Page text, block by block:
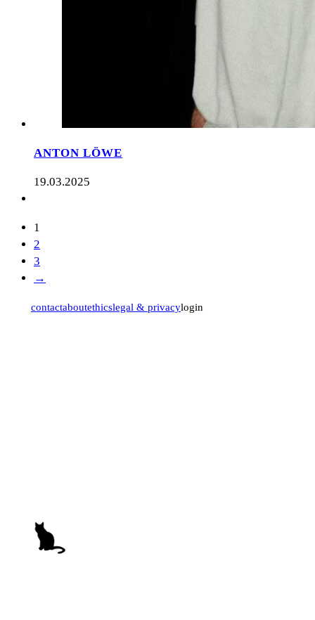
ANTON LÖWE
19.03.2025
1
2
3
→
contactaboutethicslegal & privacylogin